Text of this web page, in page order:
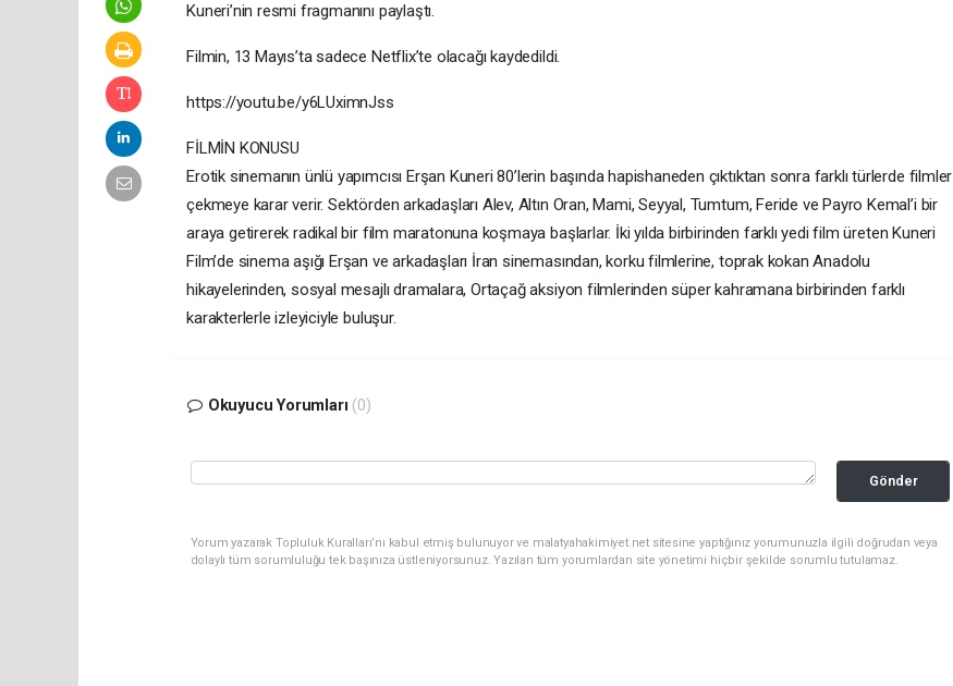
Kuneri’nin resmi fragmanını paylaştı.
Filmin, 13 Mayıs’ta sadece Netflix’te olacağı kaydedildi.
https://youtu.be/y6LUximnJss
FİLMİN KONUSU
Erotik sinemanın ünlü yapımcısı Erşan Kuneri 80’lerin başında hapishaneden çıktıktan sonra farklı türlerde filmler
çekmeye karar verir. Sektörden arkadaşları Alev, Altın Oran, Mami, Seyyal, Tumtum, Feride ve Payro Kemal’i bir
araya getirerek radikal bir film maratonuna koşmaya başlarlar. İki yılda birbirinden farklı yedi film üreten Kuneri
Film’de sinema aşığı Erşan ve arkadaşları İran sinemasından, korku filmlerine, toprak kokan Anadolu
hikayelerinden, sosyal mesajlı dramalara, Ortaçağ aksiyon filmlerinden süper kahramana birbirinden farklı
karakterlerle izleyiciyle buluşur.
Okuyucu Yorumları (0)
Gönder
Yorum yazarak Topluluk Kuralları’nı kabul etmiş bulunuyor ve malatyahakimiyet.net sitesine yaptığınız yorumunuzla ilgili doğrudan veya
dolaylı tüm sorumluluğu tek başınıza üstleniyorsunuz. Yazılan tüm yorumlardan site yönetimi hiçbir şekilde sorumlu tutulamaz.